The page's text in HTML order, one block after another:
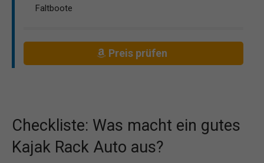
Faltboote
Preis prüfen
Checkliste: Was macht ein gutes
Kajak Rack Auto aus?